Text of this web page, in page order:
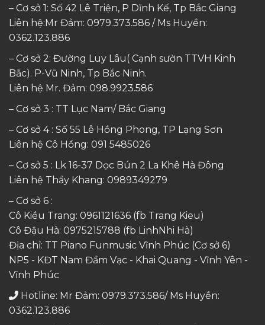
– Cơ sở 1: Số 42 Lê Triện, P Dĩnh Kế, Tp Bắc Giang
Liên hệ:Mr Đảm: 0979.373.586 / Ms Huyền:
0362.123.886
– Cơ sở 2: Đường Luy Lâu( Cạnh sườn TTVH Kinh
Bắc). P-Vũ Ninh, Tp Bắc Ninh.
Liên hệ Mr. Đảm: 098.9923.586
– Cơ sở 3 : TT Lục Nam/ Bắc Giang
– Cơ sở 4 : Số 55 Lê Hồng Phong, TP Lạng Sơn
Liên hệ Cô Hồng: 091 5485026
– Cơ sở 5 : Lk 16-37 Dọc Bún 2 La Khê Hà Đông
Liên hệ Thầy Khang: 0989349279
– Cơ sở 6 :
Cô Kiều Trang: 0961121636 (fb Trang Kieu)
Cô Đậu Hà: 0975215788 (fb LinhNhi Hà)
Địa chỉ: TT Piano Funmusic Vĩnh Phúc (Cơ sở 6)
NP5 - KĐT Nam Đầm Vạc - Khai Quang - Vĩnh Yên -
Vĩnh Phúc
Hotline: Mr Đảm: 0979.373.586/ Ms Huyền:
0362.123.886